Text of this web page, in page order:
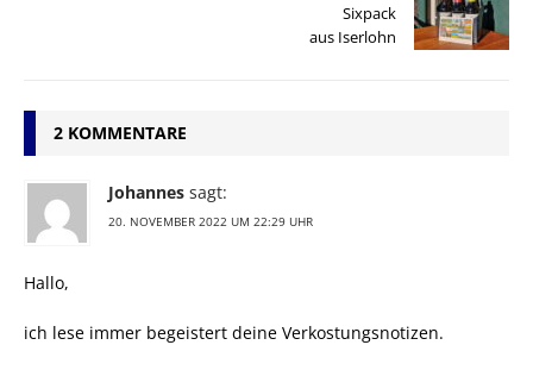
Sixpack
aus Iserlohn
2 KOMMENTARE
Johannes sagt:
20. NOVEMBER 2022 UM 22:29 UHR
Hallo,
ich lese immer begeistert deine Verkostungsnotizen.